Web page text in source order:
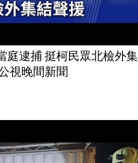
庭逮捕 挺柯民眾北檢外集
視晚間新聞